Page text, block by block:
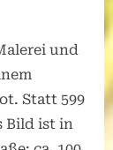
und
Statt 599
Bild ist in